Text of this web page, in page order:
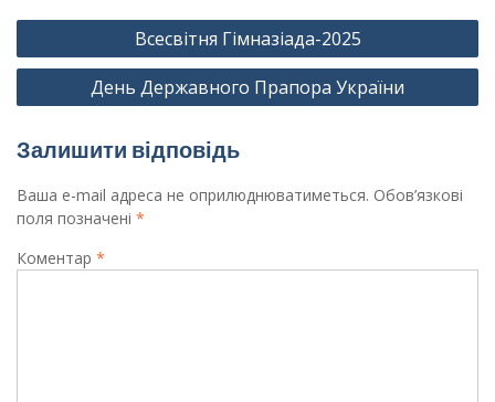
Навігація
записів
Всесвітня Гімназіада-2025
День Державного Прапора України
Залишити відповідь
Ваша e-mail адреса не оприлюднюватиметься. Обов’язкові
поля позначені *
Коментар *